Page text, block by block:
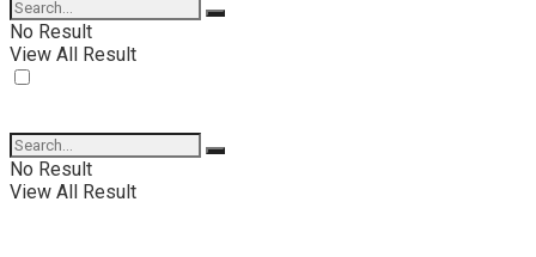
No Result
View All Result
No Result
View All Result